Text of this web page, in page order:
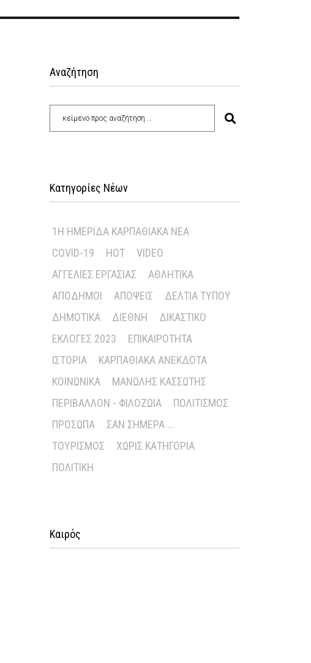
Αναζήτηση
Κατηγορίες Νέων
1Η ΗΜΕΡΊΔΑ ΚΑΡΠΑΘΙΑΚΆ ΝΈΑ
COVID-19
HOT
VIDEO
ΑΓΓΕΛΊΕΣ ΕΡΓΑΣΊΑΣ
ΑΘΛΗΤΙΚΆ
ΑΠΌΔΗΜΟΙ
ΑΠΌΨΕΙΣ
ΔΕΛΤΊΑ ΤΎΠΟΥ
ΔΗΜΟΤΙΚΆ
ΔΙΕΘΝΉ
ΔΙΚΑΣΤΙΚΌ
ΕΚΛΟΓΈΣ 2023
ΕΠΙΚΑΙΡΌΤΗΤΑ
ΙΣΤΟΡΊΑ
ΚΑΡΠΑΘΙΑΚΆ ΑΝΈΚΔΟΤΑ
ΚΟΙΝΩΝΙΚΆ
ΜΑΝΏΛΗΣ ΚΑΣΣΏΤΗΣ
ΠΕΡΙΒΆΛΛΟΝ - ΦΙΛΟΖΩΊΑ
ΠΟΛΙΤΙΣΜΌΣ
ΠΡΌΣΩΠΑ
ΣΑΝ ΣΉΜΕΡΑ ...
ΤΟΥΡΙΣΜΌΣ
ΧΩΡΊΣ ΚΑΤΗΓΟΡΊΑ
ΠΟΛΙΤΙΚΉ
Καιρός